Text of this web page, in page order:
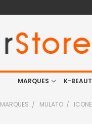
MARQUES K-
MARQUES MULATO